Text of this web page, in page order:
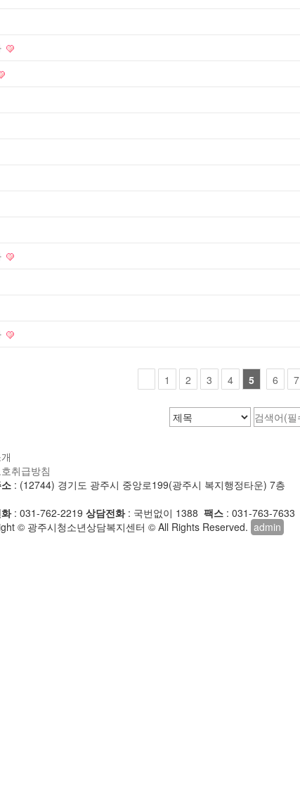
1 2 3 4 5 6 7
취급방침
: (12744) 경기도 광주시 중앙로199(광주시 복지행정타운) 7층
: 031-762-2219 상담전화: 국번없이 1388 팩스 : 031-763-7633
© 광주시청소년상담복지센터 © All Rights Reserved. admin